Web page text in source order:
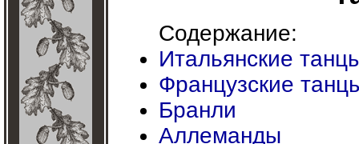
Содержание:
Итальянские
Французские
Бранли
Аллеманды